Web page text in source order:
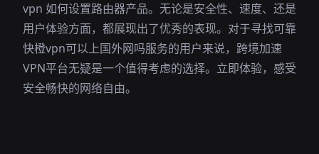
vpn 如何设置路由器产品。无论是安全性、速度、还是
用户体验方面，都展现出了优秀的表现。对于寻找可靠
快橙vpn可以上国外网吗服务的用户来说，跨境加速
VPN平台无疑是一个值得考虑的选择。立即体验，感受
安全畅快的网络自由。